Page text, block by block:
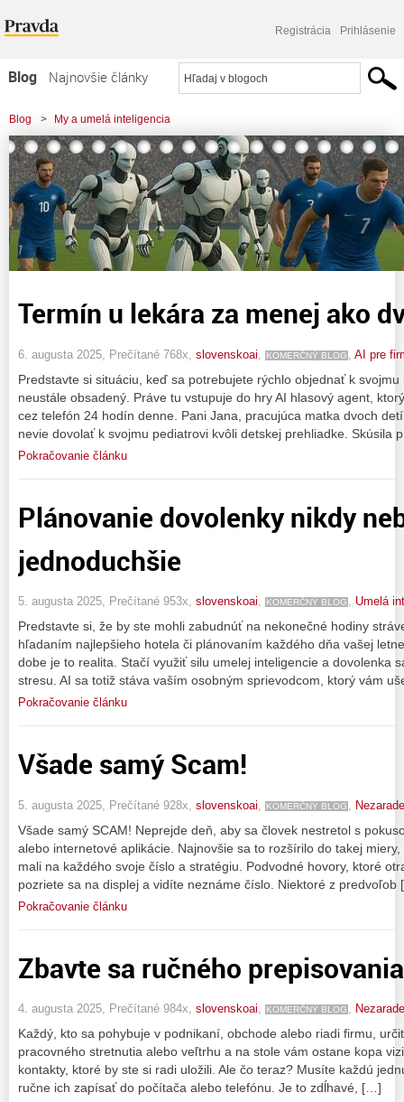
Registrácia Prihlásenie
Blog
Najnovšie články
Najčítanejšie články
Najkomentovanejšie články
Zoznam blogov
Komerčné blogy
Blog > My a umelá inteligencia
Termín u lekára za menej ako
6. augusta 2025, Prečítané 768x, slovenskoai KOMERČNÝ BLOG AI pre
Predstavte si situáciu, keď sa potrebujete rýchlo objednať k
neustále obsadený. Práve tu vstupuje do hry AI hlasový agent,
cez telefón 24 hodín denne. Pani Jana, pracujúca matka dvoch
nevie dovolať k svojmu pediatrovi kvôli detskej prehliadke. Skúsila
Pokračovanie článku
Plánovanie dovolenky nikdy
jednoduchšie
5. augusta 2025, Prečítané 953x, slovenskoai, KOMERČNÝ BLOG , Umelá
Predstavte si, že by ste mohli zabudnúť na nekonečné hodiny
hľadaním najlepšieho hotela či plánovaním každého dňa vašej
dobe je to realita. Stačí využiť silu umelej inteligencie a dovolenka
stresu. AI sa totiž stáva vaším osobným sprievodcom, ktorý vám
Pokračovanie článku
Všade samý Scam!
5. augusta 2025, Prečítané 928x, slovenskoai KOMERČNÝ BLOG
Všade samý SCAM! Neprejde deň, aby sa človek nestretol s
alebo internetové aplikácie. Najnovšie sa to rozšírilo do takej
mali na každého svoje číslo a stratégiu. Podvodné hovory, ktoré
pozriete sa na displej a vidíte neznáme číslo. Niektoré z
Pokračovanie článku
Zbavte sa ručného
4. augusta 2025, Prečítané 984x, slovenskoai, KOMERČNÝ BLOG ,
Každý, kto sa pohybuje v podnikaní, obchode alebo riadi firmu,
pracovného stretnutia alebo veľtrhu a na stole vám ostane kopa
kontakty, ktoré by ste si radi uložili. Ale čo teraz? Musíte každú
ručne ich zapísať do počítača alebo telefónu. Je to zdĺhavé, […]